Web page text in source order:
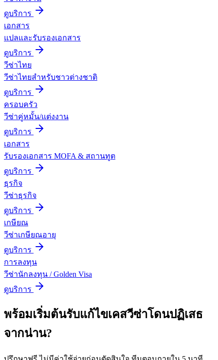
ดูบริการ
เอกสาร
แปลและรับรองเอกสาร
ดูบริการ
วีซ่าไทย
วีซ่าไทยสำหรับชาวต่างชาติ
ดูบริการ
ครอบครัว
วีซ่าคู่หมั้น/แต่งงาน
ดูบริการ
เอกสาร
รับรองเอกสาร MOFA & สถานทูต
ดูบริการ
ธุรกิจ
วีซ่าธุรกิจ
ดูบริการ
เกษียณ
วีซ่าเกษียณอายุ
ดูบริการ
การลงทุน
วีซ่านักลงทุน / Golden Visa
ดูบริการ
พร้อมเริ่มต้นรับแก้ไขเคสวีซ่าโดนปฏิเสธ
จากน่าน?